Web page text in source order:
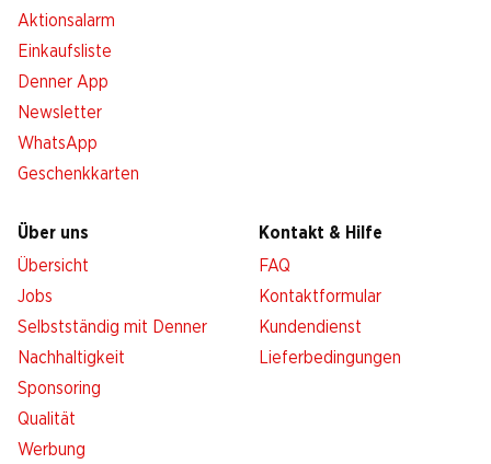
Aktionsalarm
Einkaufsliste
Denner App
Newsletter
WhatsApp
Geschenkkarten
Über uns
Übersicht
Jobs
Selbstständig mit Denner
Nachhaltigkeit
Sponsoring
Qualität
Werbung
Kontakt & Hilfe
FAQ
Kontaktformular
Kundendienst
Lieferbedingungen